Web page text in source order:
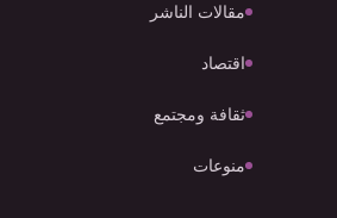
مقالات الناشر
اقتصاد
ثقافة ومجتمع
منوعات